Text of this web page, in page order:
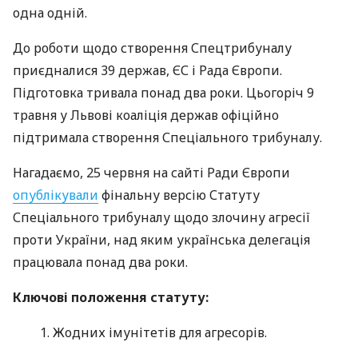
одна одній.
До роботи щодо створення Спецтрибуналу
приєдналися 39 держав, ЄС і Рада Європи.
Підготовка тривала понад два роки. Цьогоріч 9
травня у Львові коаліція держав офіційно
підтримала створення Спеціального трибуналу.
Нагадаємо, 25 червня на сайті Ради Європи
опублікували фінальну версію Статуту
Спеціального трибуналу щодо злочину агресії
проти України, над яким українська делегація
працювала понад два роки.
Ключові положення статуту:
Жодних імунітетів для агресорів.